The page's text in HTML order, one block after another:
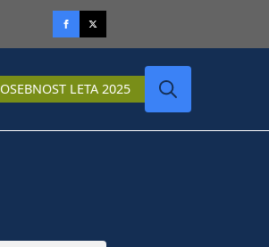
OSEBNOST LETA 2025